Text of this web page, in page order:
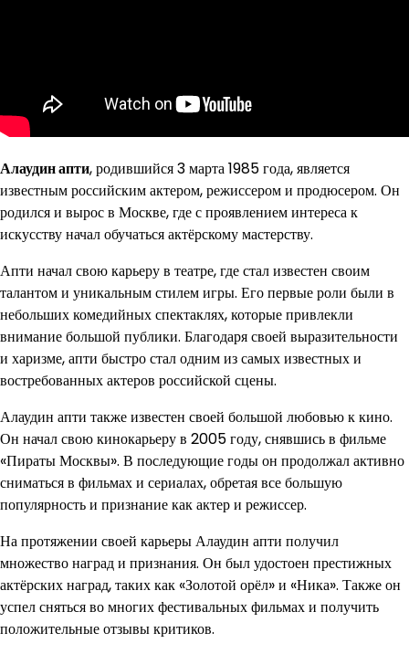
Алаудин апти, родившийся 3 марта 1985 года, является
известным российским актером, режиссером и продюсером. Он
родился и вырос в Москве, где с проявлением интереса к
искусству начал обучаться актёрскому мастерству.
Апти начал свою карьеру в театре, где стал известен своим
талантом и уникальным стилем игры. Его первые роли были в
небольших комедийных спектаклях, которые привлекли
внимание большой публики. Благодаря своей выразительности
и харизме, апти быстро стал одним из самых известных и
востребованных актеров российской сцены.
Алаудин апти также известен своей большой любовью к кино.
Он начал свою кинокарьеру в 2005 году, снявшись в фильме
«Пираты Москвы». В последующие годы он продолжал активно
сниматься в фильмах и сериалах, обретая все большую
популярность и признание как актер и режиссер.
На протяжении своей карьеры Алаудин апти получил
множество наград и признания. Он был удостоен престижных
актёрских наград, таких как «Золотой орёл» и «Ника». Также он
успел сняться во многих фестивальных фильмах и получить
положительные отзывы критиков.